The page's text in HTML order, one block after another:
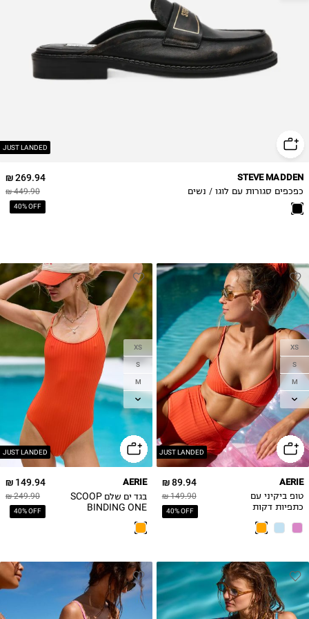
JUST LANDED
269.94 ₪
449.90 ₪
40% OFF
STEVE MADDEN
כפכפים סגורות עם לוגו / נשים
JUST LANDED
XS
S
M
L
XL
89.94 ₪
149.90 ₪
40% OFF
AERIE
טופ ביקיני עם
כתפיות דקות
JUST LANDED
XS
S
M
L
XL
149.94 ₪
249.90 ₪
40% OFF
AERIE
בגד ים שלם SCOOP
BINDING ONE